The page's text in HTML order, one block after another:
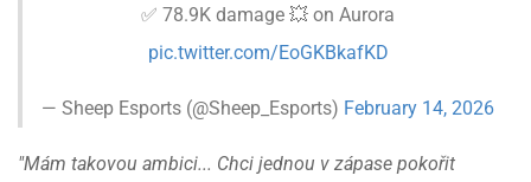
✅ 78.9K damage 💥 on Aurora
pic.twitter.com/EoGKBkafKD
— Sheep Esports (@Sheep_Esports) February 14, 2026
"Mám takovou ambici... Chci jednou v zápase pokořit